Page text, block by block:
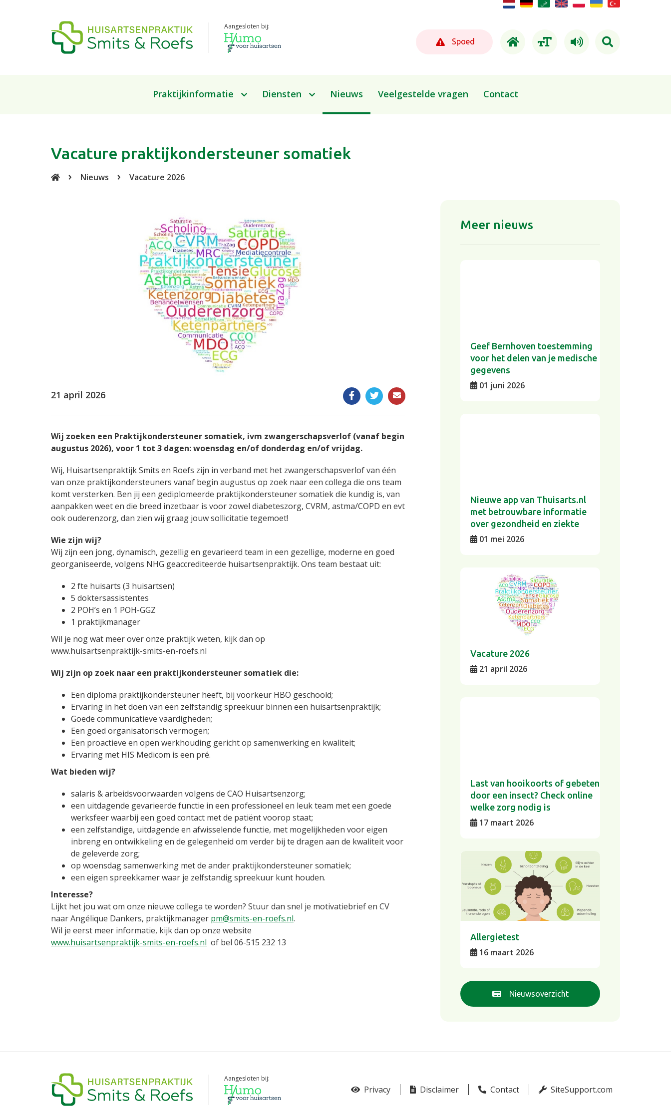
Aangesloten bij:
Spoed
Praktijkinformatie
Handig om te weten
Toestemming regelen
Huisregels
Diensten
Uitslag van een onderzoek
Meting doorgeven
Reisvaccinatie
Bloed laten prikken
Nieuws Veelgestelde vragen Contact
Vacature praktijkondersteuner somatiek
Nieuws Vacature 2026
21 april 2026
Wij zoeken een Praktijkondersteuner somatiek, ivm zwangerschapsverlof (vanaf begin
augustus 2026), voor 1 tot 3 dagen: woensdag en/of donderdag en/of vrijdag.
Wij, Huisartsenpraktijk Smits en Roefs zijn in verband met het zwangerschapsverlof van één
van onze praktijkondersteuners vanaf begin augustus op zoek naar een collega die ons team
komt versterken. Ben jij een gediplomeerde praktijkondersteuner somatiek die kundig is, van
aanpakken weet en die breed inzetbaar is voor zowel diabeteszorg, CVRM, astma/COPD en evt
ook ouderenzorg, dan zien wij graag jouw sollicitatie tegemoet!
Wie zijn wij?
Wij zijn een jong, dynamisch, gezellig en gevarieerd team in een gezellige, moderne en goed
georganiseerde, volgens NHG geaccrediteerde huisartsenpraktijk. Ons team bestaat uit:
2 fte huisarts (3 huisartsen)
5 doktersassistentes
2 POH’s en 1 POH-GGZ
1 praktijkmanager
Wil je nog wat meer over onze praktijk weten, kijk dan op
www.huisartsenpraktijk-smits-en-roefs.nl
Wij zijn op zoek naar een praktijkondersteuner somatiek die:
Een diploma praktijkondersteuner heeft, bij voorkeur HBO geschoold;
Ervaring in het doen van een zelfstandig spreekuur binnen een huisartsenpraktijk;
Goede communicatieve vaardigheden;
Een goed organisatorisch vermogen;
Een proactieve en open werkhouding gericht op samenwerking en kwaliteit;
Ervaring met HIS Medicom is een pré.
Wat bieden wij?
salaris & arbeidsvoorwaarden volgens de CAO Huisartsenzorg;
een uitdagende gevarieerde functie in een professioneel en leuk team met een goede
werksfeer waarbij een goed contact met de patiënt voorop staat;
een zelfstandige, uitdagende en afwisselende functie, met mogelijkheden voor eigen
inbreng en ontwikkeling en de gelegenheid om verder bij te dragen aan de kwaliteit voor
de geleverde zorg;
op woensdag samenwerking met de ander praktijkondersteuner somatiek;
een eigen spreekkamer waar je zelfstandig spreekuur kunt houden.
Interesse?
Lijkt het jou wat om onze nieuwe collega te worden? Stuur dan snel je motivatiebrief en CV
naar Angélique Dankers, praktijkmanager pm@smits-en-roefs.nl.
Wil je eerst meer informatie, kijk dan op onze website
www.huisartsenpraktijk-smits-en-roefs.nl of bel 06-515 232 13
Meer nieuws
Geef Bernhoven toestemming
voor het delen van je medische
gegevens
01 juni 2026
Nieuwe app van Thuisarts.nl
met betrouwbare informatie
over gezondheid en ziekte
01 mei 2026
Vacature 2026
21 april 2026
Last van hooikoorts of gebeten
door een insect? Check online
welke zorg nodig is
17 maart 2026
Allergietest
16 maart 2026
Nieuwsoverzicht
Aangesloten bij:
Privacy Disclaimer Contact SiteSupport.com